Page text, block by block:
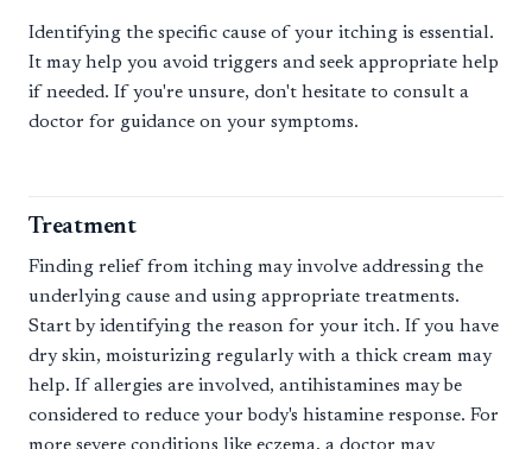
Identifying the specific cause of your itching is essential.
It may help you avoid triggers and seek appropriate help
if needed. If you're unsure, don't hesitate to consult a
doctor for guidance on your symptoms.
Treatment
Finding relief from itching may involve addressing the
underlying cause and using appropriate treatments.
Start by identifying the reason for your itch. If you have
dry skin, moisturizing regularly with a thick cream may
help. If allergies are involved, antihistamines may be
considered to reduce your body's histamine response. For